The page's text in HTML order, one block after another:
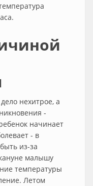
нехитрое, а
-
начинает
- в
из-за
малышу
температуры
Летом